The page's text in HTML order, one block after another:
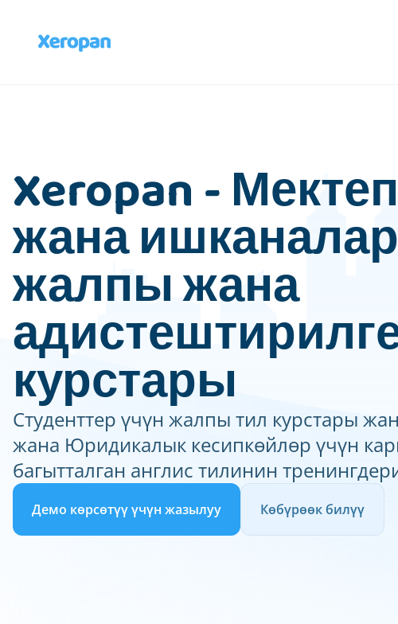
Xeropan -
жана
жалпы жана
курстары
Студенттер үчүн жалпы тил курстары
жана Юридикалык кесипкөйлөр үчүн
багытталган англис тилинин
Демо көрсөтүү үчүн жазылуу Көбүрөөк билүү